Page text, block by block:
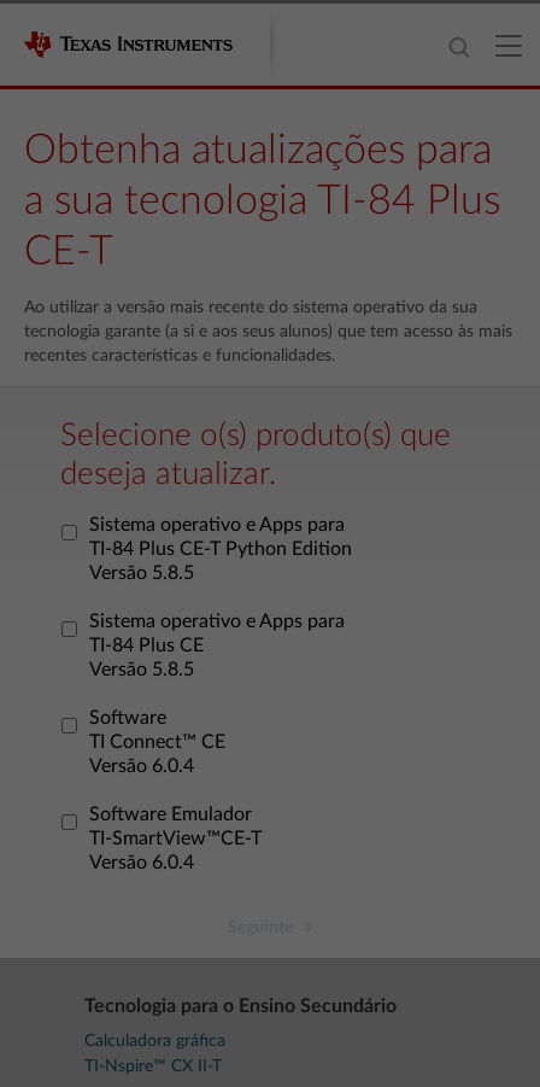
Obtenha atualizações para
a sua tecnologia TI-84 Plus
CE-T
Ao utilizar a versão mais recente do sistema operativo da sua
tecnologia garante (a si e aos seus alunos) que tem acesso às mais
recentes características e funcionalidades.
Selecione o(s) produto(s) que
deseja atualizar.
Sistema operativo e Apps para
TI-84 Plus CE-T Python Edition
Versão 5.8.5
Sistema operativo e Apps para
TI-84 Plus CE
Versão 5.8.5
Software
TI Connect™ CE
Versão 6.0.4
Software Emulador
TI-SmartView™CE-T
Versão 6.0.4
Tecnologia para o Ensino Secundário
Calculadora gráfica
TI-Nspire™ CX II-T